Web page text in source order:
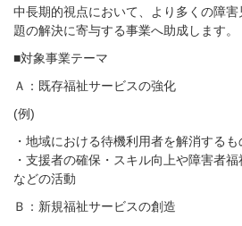
中長期的視点において、より多くの障
題の解決に寄与する事業へ助成します。
■対象事業テーマ
Ａ：既存福祉サービスの強化
(例)
・地域における待機利用者を解消するも
・支援者の確保・スキル向上や障害者
などの活動
Ｂ：新規福祉サービスの創造